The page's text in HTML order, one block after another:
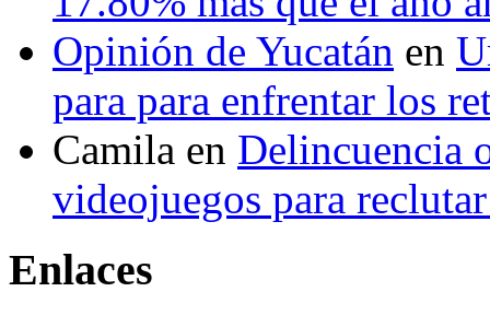
Opinión de Yucatán en
para para enfrentar los
Camila en Delincuencia
videojuegos para
Enlaces